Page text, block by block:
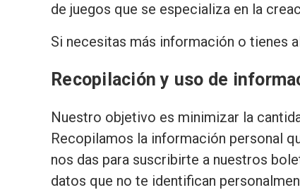
de juegos que se especializa en la
Si necesitas más información o tienes
Recopilación y uso de
Nuestro objetivo es minimizar la
Recopilamos la información personal
nos das para suscribirte a nuestros
datos que no te identifican